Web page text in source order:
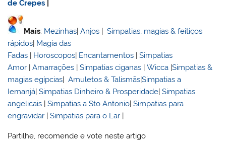
de Crepes
Mais: Mezinhas |Anjos |Simpatias, magias & feitiços
rápidos Magia das
Fadas
Horoscopos Encantamentos |Simpatias
Amor |Amarrações |Simpatias ciganas |Wicca |Simpatias &
magias egípcias |Amuletos & Talismãs|Simpatias a
Iemanjá |Simpatias Dinheiro & Prosperidade |Simpatias
angelicais |Simpatias a Sto Antonio |Simpatias para
engravidar |Simpatias para o Lar
Partilhe, recomende e vote neste artigo